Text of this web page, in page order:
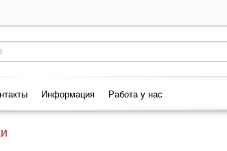
Информация Работа у нас